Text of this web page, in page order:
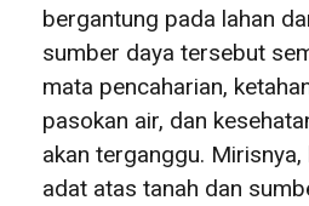
bergantung pada lahan
sumber daya tersebut
mata pencaharian,
pasokan air, dan
akan terganggu.
adat atas tanah dan